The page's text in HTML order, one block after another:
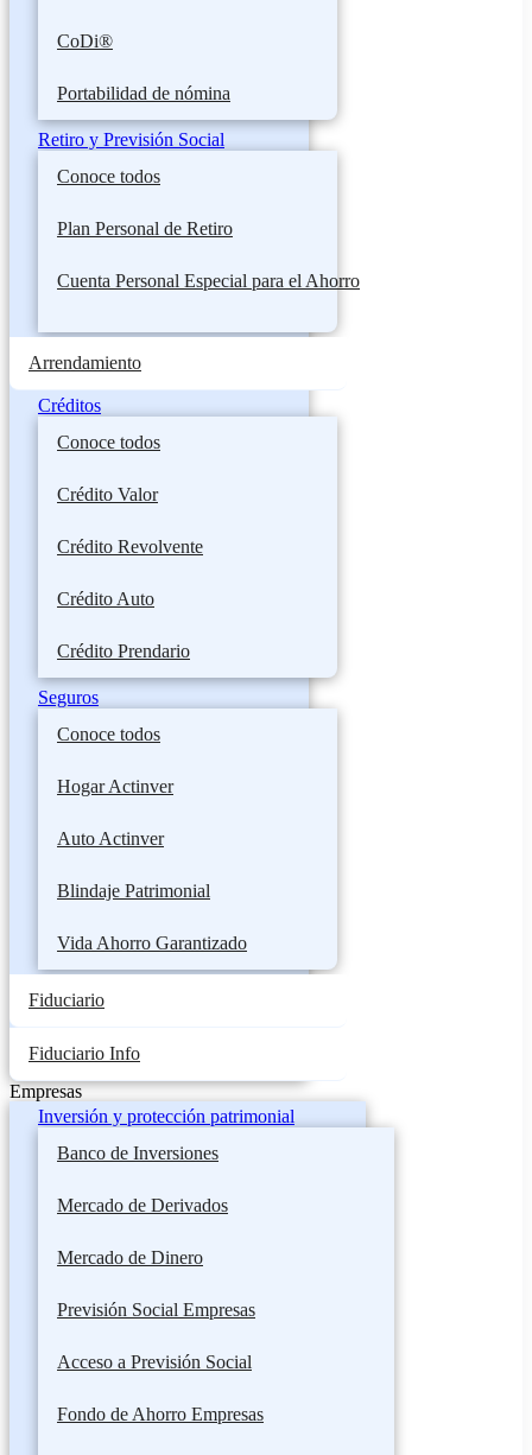
CoDi®
Portabilidad de nómina
Retiro y Previsión Social
Conoce todos
Plan Personal de Retiro
Cuenta Personal Especial para el Ahorro
Arrendamiento
Créditos
Conoce todos
Crédito Valor
Crédito Revolvente
Crédito Auto
Crédito Prendario
Seguros
Conoce todos
Hogar Actinver
Auto Actinver
Blindaje Patrimonial
Vida Ahorro Garantizado
Fiduciario
Fiduciario Info
Empresas
Inversión y protección patrimonial
Banco de Inversiones
Mercado de Derivados
Mercado de Dinero
Previsión Social Empresas
Acceso a Previsión Social
Fondo de Ahorro Empresas